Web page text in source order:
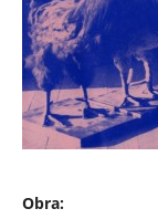
Obra: